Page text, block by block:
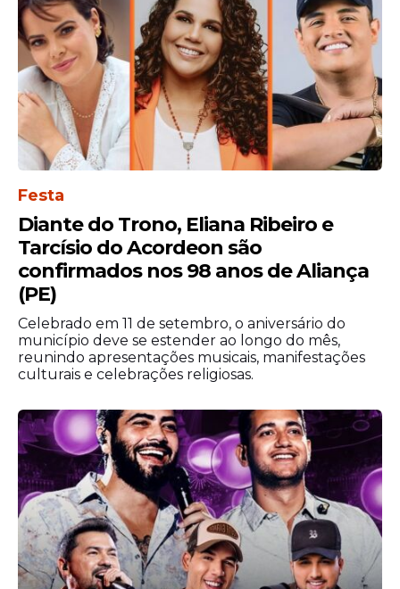
apresentações confirmadas em diversas
cidades brasileiras. A capital
pernambucana entra na rota como um
dos principais polos culturais do Nordeste.
A expectativa é de grande procura por
ingressos, especialmente pelo apelo
popular do artista e pela proposta do
uma narrativa biográfica.
Cultura e emoção em
destaque na
programação da cidade
A chegada do musical reforça o calendário
Festa
Diante do Trono, Eliana Ribeiro e
Tarcísio do Acordeon são
confirmados nos 98 anos de Aliança
(PE)
Celebrado em 11 de setembro, o aniversário do
município deve se estender ao longo do mês,
reunindo apresentações musicais, manifestações
culturais e celebrações religiosas.